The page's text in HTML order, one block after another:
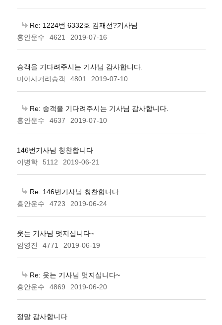
Re: 1224번 6332호 김재선?기사님
흥안운수
4621 2019-07-16
승객을 기다려주시는 기사님 감사합니다.
미아사거리승객
4801 2019-07-10
Re: 승객을 기다려주시는 기사님 감사합니다.
흥안운수
4637 2019-07-10
146번기사님 칭찬합니다
이병학
5112 2019-06-21
Re: 146번기사님 칭찬합니다
흥안운수
4723 2019-06-24
웃는 기사님 멋지십니다~
임영진
4771 2019-06-19
Re: 웃는 기사님 멋지십니다~
흥안운수
4869 2019-06-20
정말 감사합니다